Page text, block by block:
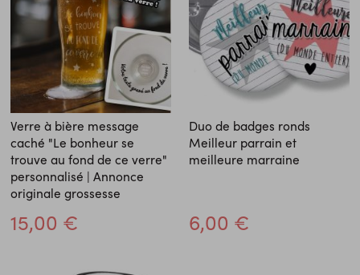
Verre à bière message
caché "Le bonheur se
trouve au fond de ce verre"
personnalisé | Annonce
originale grossesse
15,00 €
Duo de badges ronds
Meilleur parrain et
meilleure marraine
6,00 €